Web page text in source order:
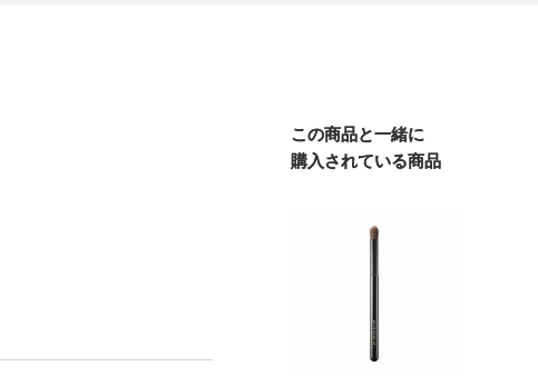
この商品と一緒に
購入されている商品